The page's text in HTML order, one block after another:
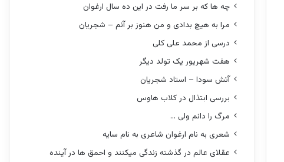
چه ها که بر سر ما رفت در این ده سال ارغوان
مرا به هیچ بدادی و من هنوز بر آنم – شجریان
درسی از محمد علی کلی
هفت شهریور یک تولد دیگر
آتش سودا – استاد شجریان
بررسی ابتذال در کلاب هاوس
مرگ را دانم ولی …
شعری به نام ارغوان شاعری به نام سایه
عقلای عالم در گذشته زندگی میکنند و احمق ها در آینده